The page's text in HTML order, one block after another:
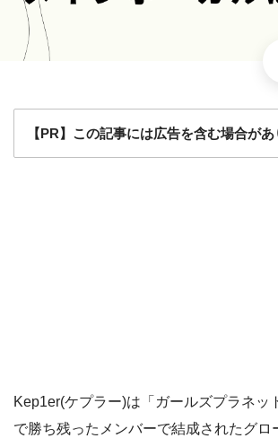
【PR】この記事には広告を含む場合があ
Kep1er(ケプラー)は「ガールズプラネッ
で勝ち残ったメンバーで結成されたグロ